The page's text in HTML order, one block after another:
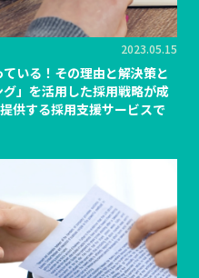
2023.05.15
いる！その理由と解決策と
」を活用した採用戦略が成
供する採用支援サービスで